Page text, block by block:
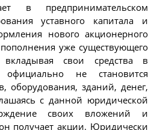
в предпринимательском
уставного капитала и
нового акционерного
уже существующего
вкладывая свои средства в
официально не становится
оборудования, зданий, денег,
с данной юридической
своих вложений и
получает акции. Юридически